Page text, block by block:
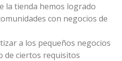
la tienda hemos logrado
con negocios de
a los pequeños negocios
de ciertos requisitos